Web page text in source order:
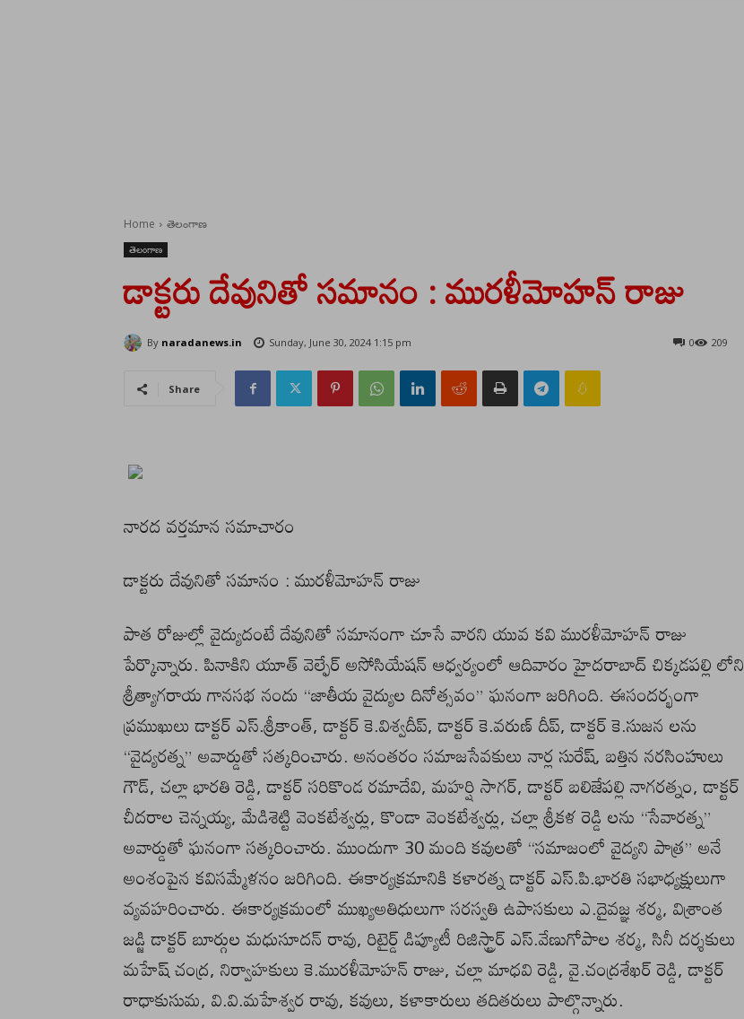
Home తెలంగాణ
తెలంగాణ
డాక్టరు దేవునితో సమానం : మురళీమోహన్ రాజు
By naradanews.in Sunday, June 30, 2024 1:15 pm 209
0
Share
నారద వర్తమాన సమాచారం
డాక్టరు దేవునితో సమానం : మురళీమోహన్ రాజు
పాత రోజుల్లో వైద్యుదంటే దేవునితో సమానంగా చూసే వారని యువ కవి మురళీమోహన్ రాజు
పేర్కొన్నారు. పినాకిని యూత్ వెల్ఫేర్ అసోసియేషన్ ఆధ్వర్యంలో ఆదివారం హైదరాబాద్ చిక్కడపల్లి లోని
శ్రీత్యాగరాయ గానసభ నందు “జాతీయ వైద్యుల దినోత్సవం” ఘనంగా జరిగింది. ఈసందర్భంగా
ప్రముఖులు డాక్టర్ ఎస్.శ్రీకాంత్, డాక్టర్ కె.విశ్వదీప్, డాక్టర్ కె.వరుణ్ దీప్, డాక్టర్ కె.సుజన లను
“వైద్యరత్న” అవార్డుతో సత్కరించారు. అనంతరం సమాజసేవకులు నార్ల సురేష్, బత్తిన నరసింహులు
గౌడ్, చల్లా భారతి రెడ్డి, డాక్టర్ సరికొండ రమాదేవి, మహర్షి సాగర్, డాక్టర్ బలిజేపల్లి నాగరత్నం, డాక్టర్
చీదరాల చెన్నయ్య, మేడిశెట్టి వెంకటేశ్వర్లు, కొండా వెంకటేశ్వర్లు, చల్లా శ్రీకళ రెడ్డి లను “సేవారత్న”
అవార్డుతో ఘనంగా సత్కరించారు. ముందుగా 30 మంది కవులతో “సమాజంలో వైద్యని పాత్ర” అనే
అంశంపైన కవిసమ్మేళనం జరిగింది. ఈకార్యక్రమానికి కళారత్న డాక్టర్ ఎస్.పి.భారతి సభాధ్యక్షులుగా
వ్యవహరించారు. ఈకార్యక్రమంలో ముఖ్యఅతిధులుగా సరస్వతి ఉపాసకులు ఎ.దైవజ్ఞ శర్మ, విశ్రాంత
జడ్జి డాక్టర్ బూర్గుల మధుసూదన్ రావు, రిటైర్డ్ డిప్యూటీ రిజిస్ట్రార్ ఎస్.వేణుగోపాల శర్మ, సినీ దర్శకులు
మహేష్ చంద్ర, నిర్వాహకులు కె.మురళీమోహన్ రాజు, చల్లా మాధవి రెడ్డి, వై.చంద్రశేఖర్ రెడ్డి, డాక్టర్
రాధాకుసుమ, వి.వి.మహేశ్వర రావు, కవులు, కళాకారులు తదితరులు పాల్గొన్నారు.